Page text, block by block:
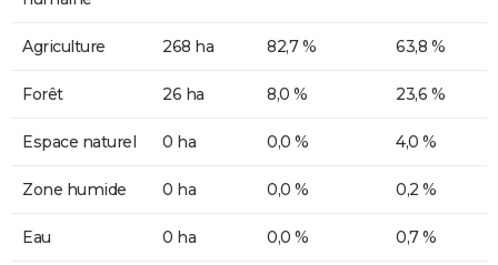
Agriculture 268 ha 82,7 % 63,8 %
Forêt 26 ha 8,0 % 23,6 %
Espace naturel 0 ha 0,0 % 4,0 %
Zone humide 0 ha 0,0 % 0,2 %
Eau 0 ha 0,0 % 0,7 %